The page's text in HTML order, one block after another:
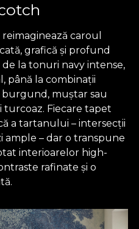
reimaginează caroul
grafică și profund
la tonuri navy intense,
până la combinații
muștar sau
turcoaz. Fiecare tapet
a tartanului – intersecții
ample – dar o transpune
interioarelor high-
rafinate și o